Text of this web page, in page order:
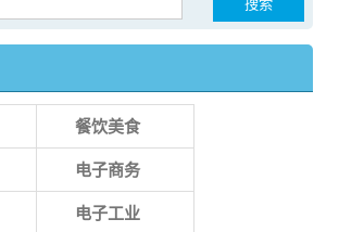
餐饮美食
电子商务
电子工业